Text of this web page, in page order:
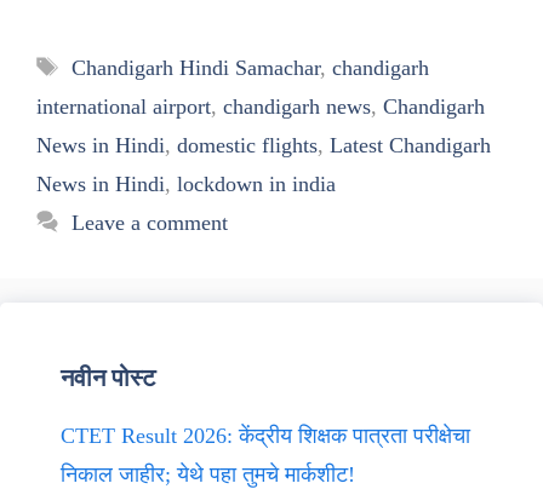
Tags
Chandigarh Hindi Samachar, chandigarh
international airport, chandigarh news, Chandigarh
News in Hindi, domestic flights, Latest Chandigarh
News in Hindi, lockdown in india
Leave a comment
नवीन पोस्ट
CTET Result 2026: केंद्रीय शिक्षक पात्रता परीक्षेचा
निकाल जाहीर; येथे पहा तुमचे मार्कशीट!